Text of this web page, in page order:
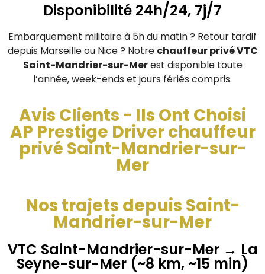
Disponibilité 24h/24, 7j/7
Embarquement militaire à 5h du matin ? Retour tardif
depuis Marseille ou Nice ? Notre chauffeur privé VTC
Saint-Mandrier-sur-Merest disponible toute
l’année, week-ends et jours fériés compris.
Avis Clients - Ils Ont Choisi
AP Prestige Driver chauffeur
privé Saint-Mandrier-sur-
Mer
Nos trajets depuis Saint-
Mandrier-sur-Mer
VTC Saint-Mandrier-sur-Mer → La
Seyne-sur-Mer (~8 km, ~15 min)